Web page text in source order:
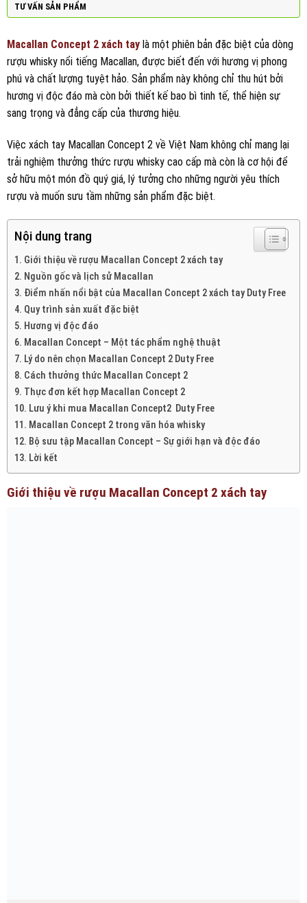
TƯ VẤN SẢN PHẨM
Macallan Concept 2 xách tay là một phiên bản đặc biệt của dòng
rượu whisky nổi tiếng Macallan, được biết đến với hương vị phong
phú và chất lượng tuyệt hảo. Sản phẩm này không chỉ thu hút bởi
hương vị độc đáo mà còn bởi thiết kế bao bì tinh tế, thể hiện sự
sang trọng và đẳng cấp của thương hiệu.
Việc xách tay Macallan Concept 2 về Việt Nam không chỉ mang lại
trải nghiệm thưởng thức rượu whisky cao cấp mà còn là cơ hội để
sở hữu một món đồ quý giá, lý tưởng cho những người yêu thích
rượu và muốn sưu tầm những sản phẩm đặc biệt.
Nội dung trang
Giới thiệu về rượu Macallan Concept 2 xách tay
Nguồn gốc và lịch sử Macallan
Điểm nhấn nổi bật của Macallan Concept 2 xách tay Duty Free
Quy trình sản xuất đặc biệt
Hương vị độc đáo
Macallan Concept – Một tác phẩm nghệ thuật
Lý do nên chọn Macallan Concept 2 Duty Free
Cách thưởng thức Macallan Concept 2
Thực đơn kết hợp Macallan Concept 2
Lưu ý khi mua Macallan Concept2 Duty Free
Macallan Concept 2 trong văn hóa whisky
Bộ sưu tập Macallan Concept – Sự giới hạn và độc đáo
Lời kết
Giới thiệu về rượu Macallan Concept 2 xách tay